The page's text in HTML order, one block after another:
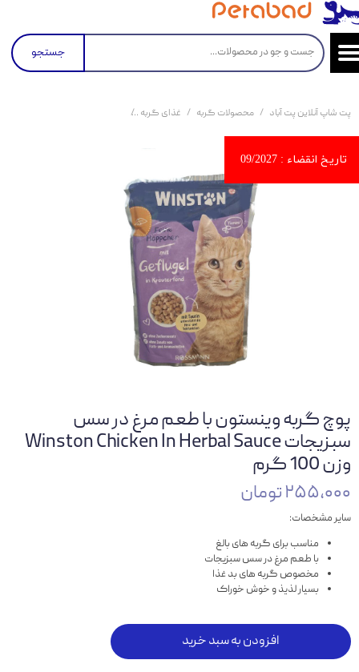
جستجو
پت شاپ آنلاین پت آباد محصولات گربه غذای گربه
پوچ گربه وینستون با طعم مرغ در سس
سبزیجات Winston Chicken In Herbal Sauce
وزن 100 گرم
۲۵۵,۰۰۰ تومان
سایر مشخصات:
مناسب برای گربه های بالغ
با طعم مرغ در سس سبزیجات
مخصوص گربه های بد غذا
بسیار لذیذ و خوش خوراک
افزودن به سبد خرید